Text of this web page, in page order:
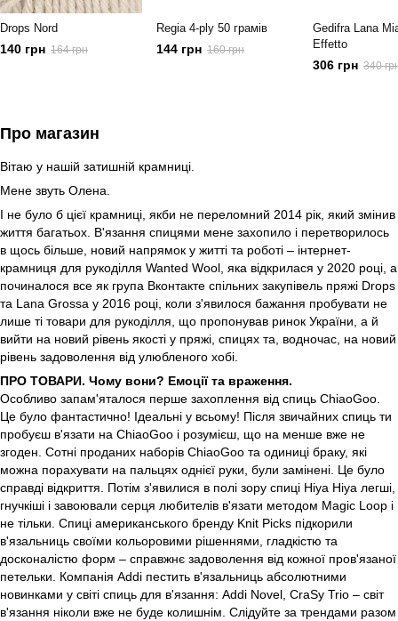
Drops Nord
140 грн 164 грн
Regia 4-ply 50 грамів
144 грн 160 грн
Gedifra Lana
Effetto
306 грн 340
Про магазин
Вітаю у нашій затишній крамниці.
Мене звуть Олена.
І не було б цієї крамниці, якби не переломний 2014 рік, який змінив
життя багатьох. В'язання спицями мене захопило і перетворилось
в щось більше, новий напрямок у житті та роботі – інтернет-
крамниця для рукоділля Wanted Wool, яка відкрилася у 2020 році, а
починалося все як група Вконтакте спільних закупівель пряжі Drops
та Lana Grossa у 2016 році, коли з'явилося бажання пробувати не
лише ті товари для рукоділля, що пропонував ринок України, а й
вийти на новий рівень якості у пряжі, спицях та, водночас, на новий
рівень задоволення від улюбленого хобі.
ПРО ТОВАРИ. Чому вони? Емоції та враження.
Особливо запам'яталося перше захоплення від спиць ChiaoGoo.
Це було фантастично! Ідеальні у всьому! Після звичайних спиць ти
пробуєш в'язати на ChiаоGoo і розумієш, що на менше вже не
згоден. Сотні проданих наборів ChiaoGoo та одиниці браку, які
можна порахувати на пальцях однієї руки, були замінені. Це було
справді відкриття. Потім з'явилися в полі зору спиці Hiya Hiya легші,
гнучкіші і завоювали серця любителів в'язати методом Magic Loop і
не тільки. Спиці американського бренду Knit Picks підкорили
в'язальниць своїми кольоровими рішеннями, гладкістю та
досконалістю форм – справжнє задоволення від кожної пров'язаної
петельки. Компанія Addi пестить в'язальниць абсолютними
новинками у світі спиць для в'язання: Addi Novel, CraSy Trio – світ
в'язання ніколи вже не буде колишнім. Слідуйте за трендами разом